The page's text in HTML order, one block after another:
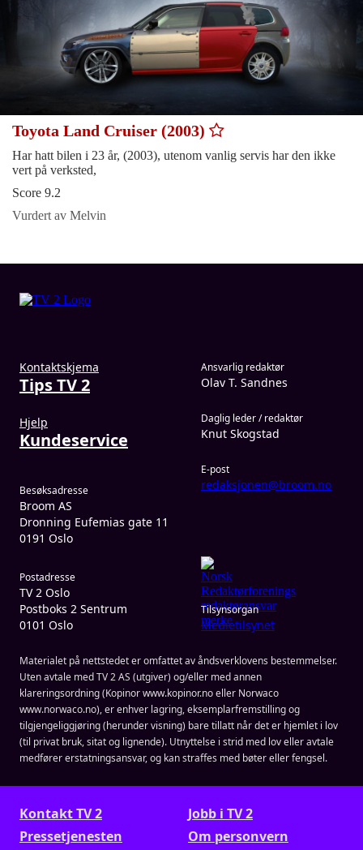
Toyota Land Cruiser (2003)
Har hatt bilen i 23 år, (2003), utenom vanlig servis har den ikke
vert på verksted,
Score 9.2
Vurdert av Melvin
Kontaktskjema
Tips TV 2
Hjelp
Kundeservice
Ansvarlig redaktør
Olav T. Sandnes
Daglig leder / redaktør
Knut Skogstad
E-post
redaksjonen@broom.no
Besøksadresse
Broom AS
Dronning Eufemias gate 11
0191 Oslo
Tilsynsorgan
Medietilsynet
Postadresse
TV 2 Oslo
Postboks 2 Sentrum
0101 Oslo
Materialet på nettstedet er omfattet av åndsverklovens bestemmelser.
Uten avtale med TV 2 AS (utgiver) og/eller med annen
klareringsordning (Kopinor www.kopinor.no eller Norwaco
www.norwaco.no), er enhver lagring, eksemplarfremstilling og
tilgjengeliggjøring (herunder visning) bare tillatt når det er hjemlet i lov
(til privat bruk, sitat og lignende). Utnyttelse i strid med lov eller avtale
medfører erstatningsansvar, og kan straffes med bøter eller fengsel.
Kontakt TV 2
Presse­tjenesten
Jobb i TV 2
Om personvern